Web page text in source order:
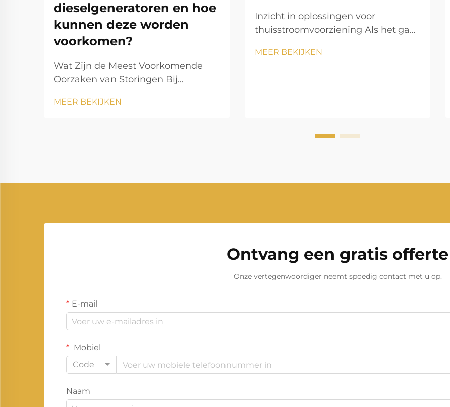
dieselgeneratoren en hoe
kunnen deze worden
voorkomen?
Wat Zijn de Meest Voorkomende
Oorzaken van Storingen Bij
Hoe Kunnen Deze Worden
MEER BEKIJKEN
Inzicht in oplossingen voor
thuisstroomvoorziening Als het gaat
woning, is een stroomgenerator uw
MEER BEKIJKEN
Ontvang een gratis offerte
Onze vertegenwoordiger neemt spoedig contact met u op.
E-mail
Mobiel
Code
Naam